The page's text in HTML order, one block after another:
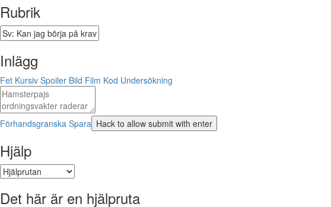
Rubrik
Inlägg
Fet Kursiv Spoiler Bild Film Kod Undersökning
Förhandsgranska Spara
Hjälp
Det här är en hjälpruta